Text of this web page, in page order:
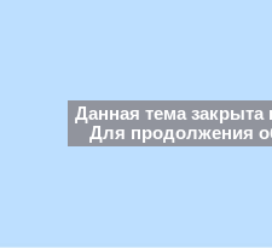
Данная тема закрыта
Для продолжения